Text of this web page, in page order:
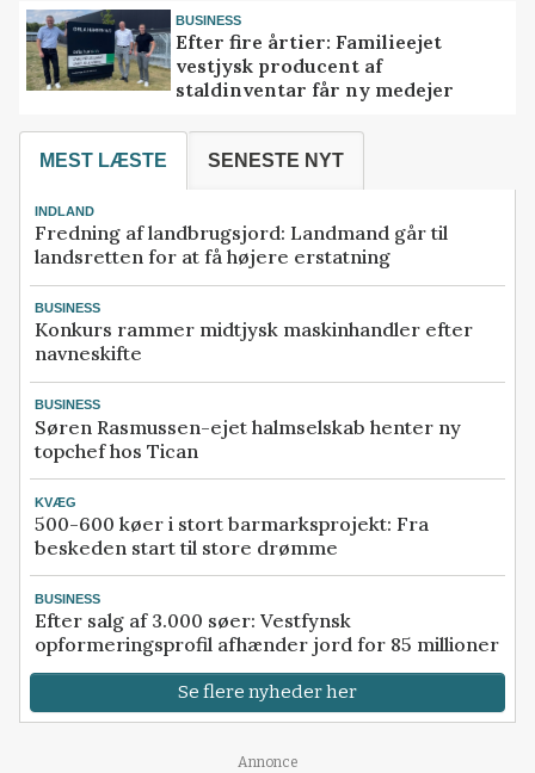
BUSINESS
Efter fire årtier: Familieejet
vestjysk producent af
staldinventar får ny medejer
MEST LÆSTE SENESTE NYT
INDLAND
Fredning af landbrugsjord: Landmand går til
landsretten for at få højere erstatning
BUSINESS
Konkurs rammer midtjysk maskinhandler efter
navneskifte
BUSINESS
Søren Rasmussen-ejet halmselskab henter ny
topchef hos Tican
KVÆG
500-600 køer i stort barmarksprojekt: Fra
beskeden start til store drømme
BUSINESS
Efter salg af 3.000 søer: Vestfynsk
opformeringsprofil afhænder jord for 85 millioner
Se flere nyheder her
Annonce